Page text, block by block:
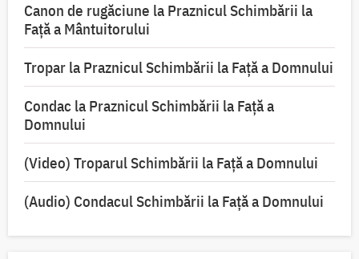
Canon de rugăciune la Praznicul Schimbării la
Față a Mântuitorului
Tropar la Praznicul Schimbării la Faţă a Domnului
Condac la Praznicul Schimbării la Faţă a
Domnului
(Video) Troparul Schimbării la Față a Domnului
(Audio) Condacul Schimbării la Față a Domnului